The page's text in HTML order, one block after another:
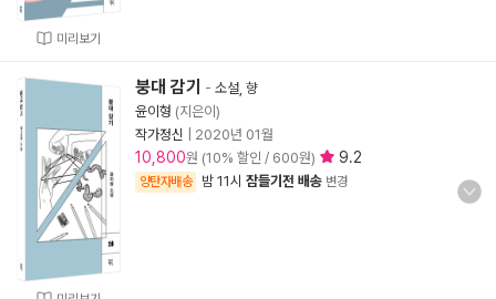
미리보기
붕대 감기 - 소설, 향
윤이형 (지은이)
작가정신
2020년 01월
10,800원 (10% 할인 / 600원) 9.2
양탄자배송 밤 11시 잠들기전 배송 변경